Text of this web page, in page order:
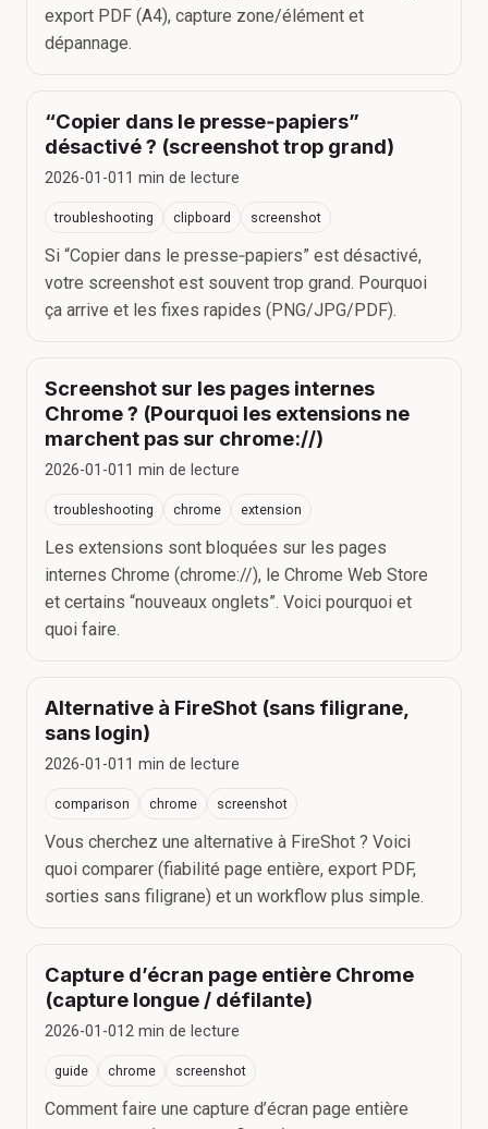
export PDF (A4), capture zone/élément et
dépannage.
“Copier dans le presse‑papiers”
désactivé ? (screenshot trop grand)
2026-01-01 1 min de lecture
troubleshooting clipboard screenshot
Si “Copier dans le presse‑papiers” est désactivé,
votre screenshot est souvent trop grand. Pourquoi
ça arrive et les fixes rapides (PNG/JPG/PDF).
Screenshot sur les pages internes
Chrome ? (Pourquoi les extensions ne
marchent pas sur chrome://)
2026-01-01 1 min de lecture
troubleshooting chrome extension
Les extensions sont bloquées sur les pages
internes Chrome (chrome://), le Chrome Web Store
et certains “nouveaux onglets”. Voici pourquoi et
quoi faire.
Alternative à FireShot (sans filigrane,
sans login)
2026-01-01 1 min de lecture
comparison chrome screenshot
Vous cherchez une alternative à FireShot ? Voici
quoi comparer (fiabilité page entière, export PDF,
sorties sans filigrane) et un workflow plus simple.
Capture d’écran page entière Chrome
(capture longue / défilante)
2026-01-012 min de lecture
guide chrome screenshot
Comment faire une capture d’écran page entière